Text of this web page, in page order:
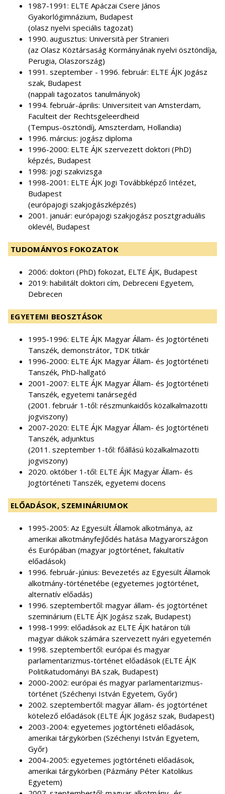
1987-1991: ELTE Apáczai Csere János
Gyakorlógimnázium, Budapest
(olasz nyelvi speciális tagozat)
1990. augusztus: Università per Stranieri
(az Olasz Köztársaság Kormányának nyelvi ösztöndíja,
Perugia, Olaszország)
1991. szeptember - 1996. február: ELTE ÁJK Jogász
szak, Budapest
(nappali tagozatos tanulmányok)
1994. február-április: Universiteit van Amsterdam,
Faculteit der Rechtsgeleerdheid
(Tempus-ösztöndíj, Amszterdam, Hollandia)
1996. március: jogász diploma
1996-2000: ELTE ÁJK szervezett doktori (PhD)
képzés, Budapest
1998: jogi szakvizsga
1998-2001: ELTE ÁJK Jogi Továbbképző Intézet,
Budapest
(európajogi szakjogászképzés)
2001. január: európajogi szakjogász posztgraduális
oklevél, Budapest
TUDOMÁNYOS FOKOZATOK
2006: doktori (PhD) fokozat, ELTE ÁJK, Budapest
2019: habilitált doktori cím, Debreceni Egyetem,
Debrecen
EGYETEMI BEOSZTÁSOK
1995-1996: ELTE ÁJK Magyar Állam- és Jogtörténeti
Tanszék, demonstrátor, TDK titkár
1996-2000: ELTE ÁJK Magyar Állam- és Jogtörténeti
Tanszék, PhD-hallgató
2001-2007: ELTE ÁJK Magyar Állam- és Jogtörténeti
Tanszék, egyetemi tanársegéd
(2001. február 1-től: részmunkaidős közalkalmazotti
jogviszony)
2007-2020: ELTE ÁJK Magyar Állam- és Jogtörténeti
Tanszék, adjunktus
(2011. szeptember 1-től: főállású közalkalmazotti
jogviszony)
2020. október 1-től: ELTE ÁJK Magyar Állam- és
Jogtörténeti Tanszék, egyetemi docens
ELŐADÁSOK, SZEMINÁRIUMOK
1995-2005: Az Egyesült Államok alkotmánya, az
amerikai alkotmányfejlődés hatása Magyarországon
és Európában (magyar jogtörténet, fakultatív
előadások)
1996. február-június: Bevezetés az Egyesült Államok
alkotmány-történetébe (egyetemes jogtörténet,
alternatív előadás)
1996. szeptembertől: magyar állam- és jogtörténet
szeminárium (ELTE ÁJK Jogász szak, Budapest)
1998-1999: előadások az ELTE ÁJK határon túli
magyar diákok számára szervezett nyári egyetemén
1998. szeptembertől: európai és magyar
parlamentarizmus-történet előadások (ELTE ÁJK
Politikatudományi BA szak, Budapest)
2000-2002: európai és magyar parlamentarizmus-
történet (Széchenyi István Egyetem, Győr)
2002. szeptembertől: magyar állam- és jogtörténet
kötelező előadások (ELTE ÁJK Jogász szak, Budapest)
2003-2004: egyetemes jogtörténeti előadások,
amerikai tárgykörben (Széchenyi István Egyetem,
Győr)
2004-2005: egyetemes jogtörténeti előadások,
amerikai tárgykörben (Pázmány Péter Katolikus
Egyetem)